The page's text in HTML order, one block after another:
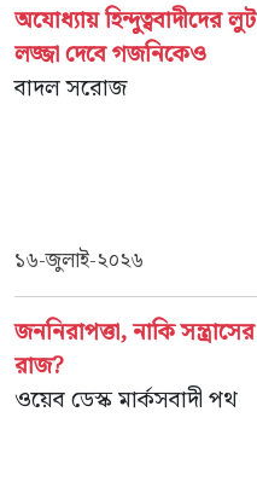
অযোধ্যায় হিন্দুত্ববাদীদের লুট
লজ্জা দেবে গজনিকেও
বাদল সরোজ
১৬-জুলাই-২০২৬
জননিরাপত্তা, নাকি সন্ত্রাসের
রাজ?
ওয়েব ডেস্ক মার্কসবাদী পথ